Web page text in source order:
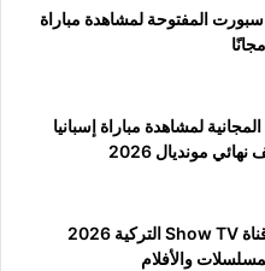
سبورت المفتوحة لمشاهدة مباراة
لمشاهدة مباراة إسبانيا
مونديال 2026
بيانات استقبال قناة Show TV التركية 2026
والأفلام